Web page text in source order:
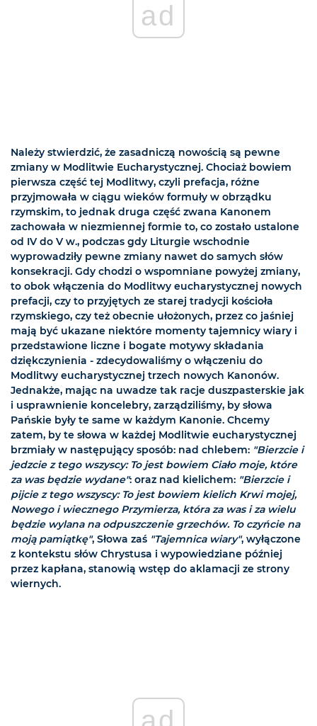
ad
Należy stwierdzić, że zasadniczą nowością są pewne
zmiany w Modlitwie Eucharystycznej. Chociaż bowiem
pierwsza część tej Modlitwy, czyli prefacja, różne
przyjmowała w ciągu wieków formuły w obrządku
rzymskim, to jednak druga część zwana Kanonem
zachowała w niezmiennej formie to, co zostało ustalone
od IV do V w., podczas gdy Liturgie wschodnie
wyprowadziły pewne zmiany nawet do samych słów
konsekracji. Gdy chodzi o wspomniane powyżej zmiany,
to obok włączenia do Modlitwy eucharystycznej nowych
prefacji, czy to przyjętych ze starej tradycji kościoła
rzymskiego, czy też obecnie ułożonych, przez co jaśniej
mają być ukazane niektóre momenty tajemnicy wiary i
przedstawione liczne i bogate motywy składania
dziękczynienia - zdecydowaliśmy o włączeniu do
Modlitwy eucharystycznej trzech nowych Kanonów.
Jednakże, mając na uwadze tak racje duszpasterskie jak
i usprawnienie koncelebry, zarządziliśmy, by słowa
Pańskie były te same w każdym Kanonie. Chcemy
zatem, by te słowa w każdej Modlitwie eucharystycznej
brzmiały w następujący sposób: nad chlebem: "Bierzcie i
jedzcie z tego wszyscy: To jest bowiem Ciało moje, które
za was będzie wydane": oraz nad kielichem: "Bierzcie i
pijcie z tego wszyscy: To jest bowiem kielich Krwi mojej,
Nowego i wiecznego Przymierza, która za was i za wielu
będzie wylana na odpuszczenie grzechów. To czyńcie na
moją pamiątkę", Słowa zaś "Tajemnica wiary", wyłączone
z kontekstu słów Chrystusa i wypowiedziane później
przez kapłana, stanowią wstęp do aklamacji ze strony
wiernych.